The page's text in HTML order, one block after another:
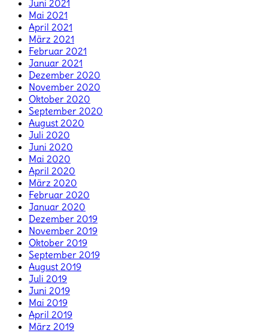
Juni 2021
Mai 2021
April 2021
März 2021
Februar 2021
Januar 2021
Dezember 2020
November 2020
Oktober 2020
September 2020
August 2020
Juli 2020
Juni 2020
Mai 2020
April 2020
März 2020
Februar 2020
Januar 2020
Dezember 2019
November 2019
Oktober 2019
September 2019
August 2019
Juli 2019
Juni 2019
Mai 2019
April 2019
März 2019